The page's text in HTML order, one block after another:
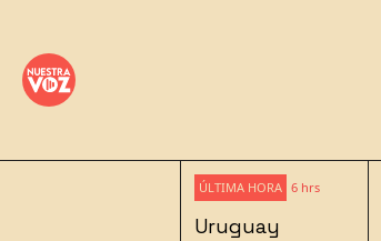
ÚLTIMA HORA 6 hrs
Uruguay